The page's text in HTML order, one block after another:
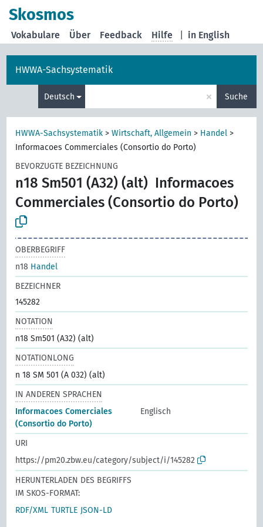
Skosmos
in English
Vokabulare Über Feedback Hilfe
HWWA-Sachsystematik
Deutsch × Suche
HWWA-Sachsystematik >Wirtschaft, Allgemein > Handel >
Informacoes Commerciales (Consortio do Porto)
BEVORZUGTE BEZEICHNUNG
n18 Sm501 (A32) (alt) Informacoes
Commerciales (Consortio do Porto)
OBERBEGRIFF
n18 Handel
BEZEICHNER
145282
NOTATION
n18 Sm501 (A32) (alt)
NOTATIONLONG
n 18 SM 501 (A 032) (alt)
IN ANDEREN SPRACHEN
Informacoes Comerciales
(Consortio do Porto)
Englisch
URI
https://pm20.zbw.eu/category/subject/i/145282
HERUNTERLADEN DES BEGRIFFS
IM SKOS-FORMAT:
RDF/XML TURTLE JSON-LD